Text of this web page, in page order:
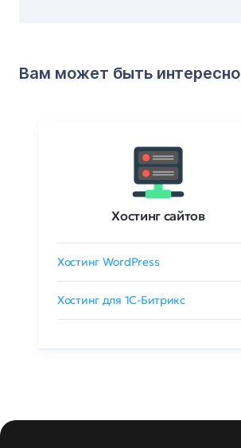
Вам может быть интересно
Хостинг сайтов
Хостинг WordPress
Хостинг для 1C-Битрикс